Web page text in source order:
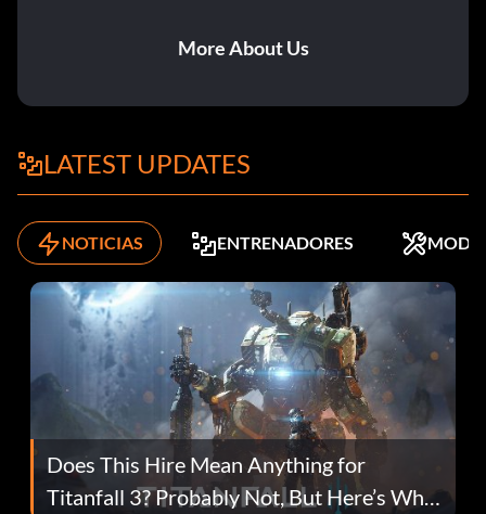
More About Us
LATEST UPDATES
NOTICIAS ENTRENADORES MODS
Does This Hire Mean Anything for
Titanfall 3? Probably Not, But Here’s Why